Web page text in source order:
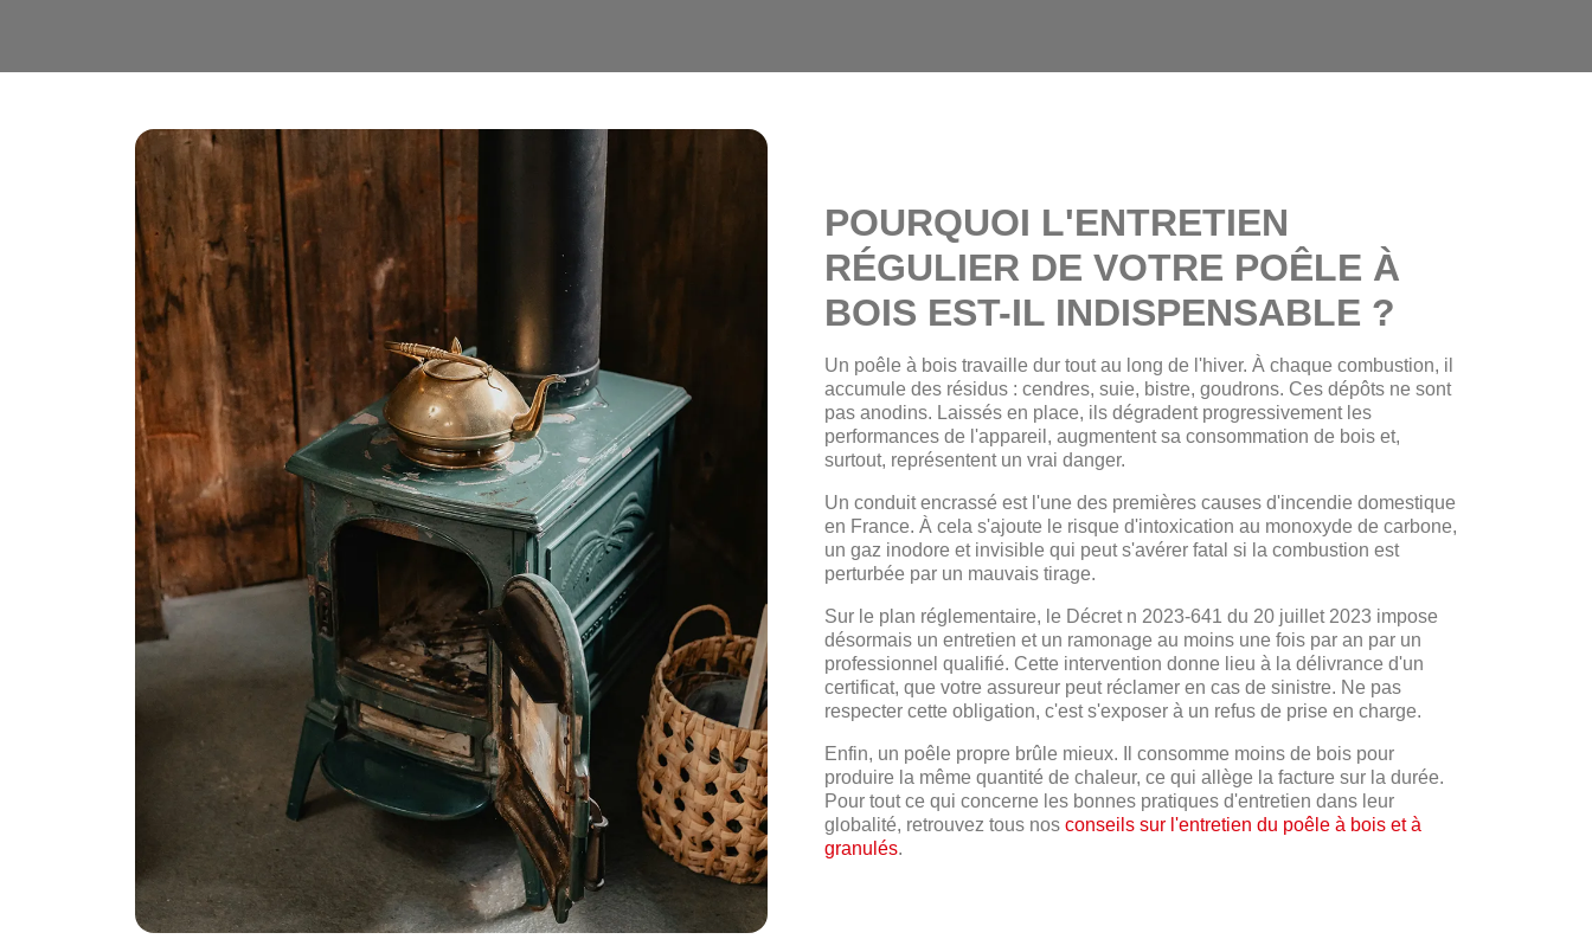
POURQUOI L'ENTRETIEN
RÉGULIER DE VOTRE POÊLE À
BOIS EST-IL INDISPENSABLE ?
Un poêle à bois travaille dur tout au long de l'hiver. À chaque combustion, il
accumule des résidus : cendres, suie, bistre, goudrons. Ces dépôts ne sont
pas anodins. Laissés en place, ils dégradent progressivement les
performances de l'appareil, augmentent sa consommation de bois et,
surtout, représentent un vrai danger.
Un conduit encrassé est l'une des premières causes d'incendie domestique
en France. À cela s'ajoute le risque d'intoxication au monoxyde de carbone,
un gaz inodore et invisible qui peut s'avérer fatal si la combustion est
perturbée par un mauvais tirage.
Sur le plan réglementaire, le Décret n 2023-641 du 20 juillet 2023 impose
désormais un entretien et un ramonage au moins une fois par an par un
professionnel qualifié. Cette intervention donne lieu à la délivrance d'un
certificat, que votre assureur peut réclamer en cas de sinistre. Ne pas
respecter cette obligation, c'est s'exposer à un refus de prise en charge.
Enfin, un poêle propre brûle mieux. Il consomme moins de bois pour
produire la même quantité de chaleur, ce qui allège la facture sur la durée.
Pour tout ce qui concerne les bonnes pratiques d'entretien dans leur
globalité, retrouvez tous nos conseils sur l'entretien du poêle à bois et à
granulés.